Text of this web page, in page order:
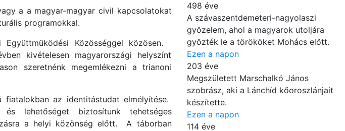
a a magyar-magyar civil kapcsolatokat
programokkal.
Közösséggel közösen.
kivételesen magyarországi helyszínt
szeretnénk megemlékezni a trianoni
az identitástudat elmélyítése.
lehetőséget biztosítunk tehetséges
a helyi közönség előtt. A táborban
498 éve
A szávaszentdemeteri-nagyolaszi
győzelem, ahol a magyarok utoljára
győzték le a törököket Mohács előtt.
Ezen a napon
203 éve
Megszületett Marschalkó János
szobrász, aki a Lánchíd kőoroszlánjait
készítette.
Ezen a napon
114 éve